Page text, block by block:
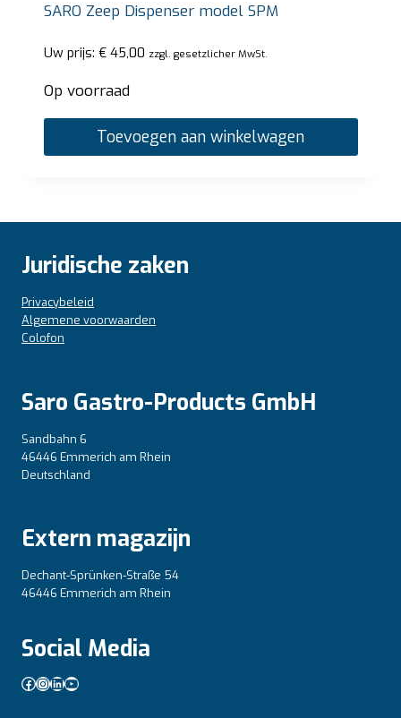
SARO Zeep Dispenser model SPM
Uw prijs: €45,00 zzgl. gesetzlicher MwSt.
Op voorraad
Toevoegen aan winkelwagen
Juridische zaken
Privacybeleid
Algemene voorwaarden
Colofon
Saro Gastro-Products GmbH
Sandbahn 6
46446 Emmerich am Rhein
Deutschland
Extern magazijn
Dechant-Sprünken-Straße 54
46446 Emmerich am Rhein
Social Media
Facebook
Instagram
LinkedIn
YouTube